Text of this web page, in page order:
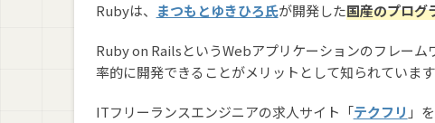
Rubyは、 まつもとゆきひろ氏が開発した国産のプログ
Ruby on RailsというWebアプリケーションのフレー
率的に開発できることがメリットとして知られています
ITフリーランスエンジニアの求人サイト「テクフリ 」